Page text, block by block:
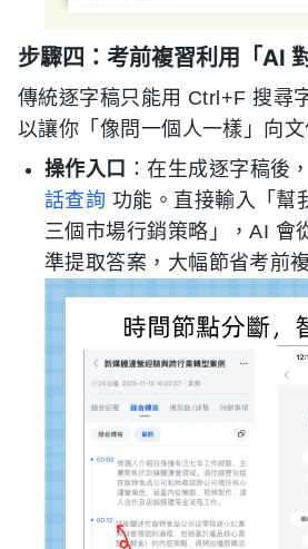
步驟四：考前複習利用「AI
傳統逐字稿只能用 Ctrl+F 搜尋
以讓你「像問一個人一樣」向文
操作入口 ：在生成逐字稿後
話查詢 功能。直接輸入「幫
三個市場行銷策略」，AI 會
準提取答案，大幅節省考前